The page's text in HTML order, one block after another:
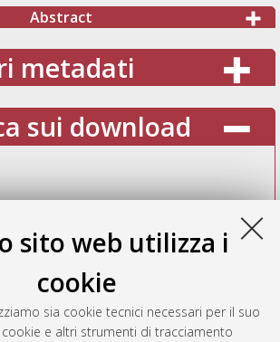
sito web utilizza i
cookie
sia cookie tecnici necessari per il suo
e altri strumenti di tracciamento
Abstract
metadati
sui download